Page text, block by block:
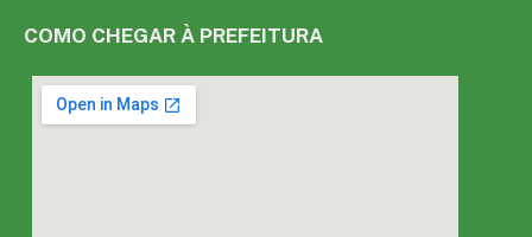
COMO CHEGAR À PREFEITURA